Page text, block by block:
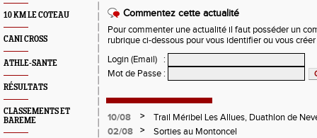
10 KM LE COTEAU
CANI CROSS
ATHLE-SANTE
RÉSULTATS
CLASSEMENTS ET
BAREME
Commentez cette actualité
Pour commenter une actualité il faut posséder un
rubrique ci-dessous pour vous identifier ou vous
Login (Email)
:
Mot de Passe :
10/08 >
Trail Méribel Les Allues, Duathlon de
02/08
>
Sorties au Montoncel